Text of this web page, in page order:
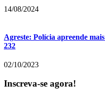
14/08/2024
Agreste: Polícia apreende
232
02/10/2023
Inscreva-se agora!